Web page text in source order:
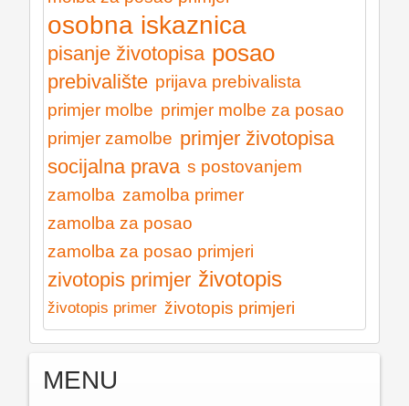
osobna iskaznica
pisanje životopisa posao
prebivalište prijava prebivalista
primjer molbe primjer molbe za posao
primjer zamolbe primjer životopisa
socijalna prava s postovanjem
zamolba zamolba primer
zamolba za posao
zamolba za posao primjeri
zivotopis primjer životopis
životopis primer životopis primjeri
MENU